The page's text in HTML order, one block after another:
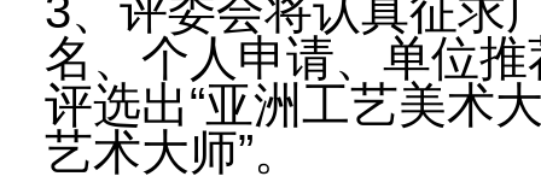
3、评委会将认真征求
名、个人申请、单位
评选出“亚洲工艺美术
艺术大师”。